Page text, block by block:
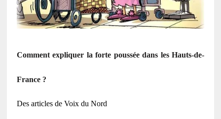
Comment expliquer la forte poussée dans les Hauts-de-
France ?
Des articles de Voix du Nord